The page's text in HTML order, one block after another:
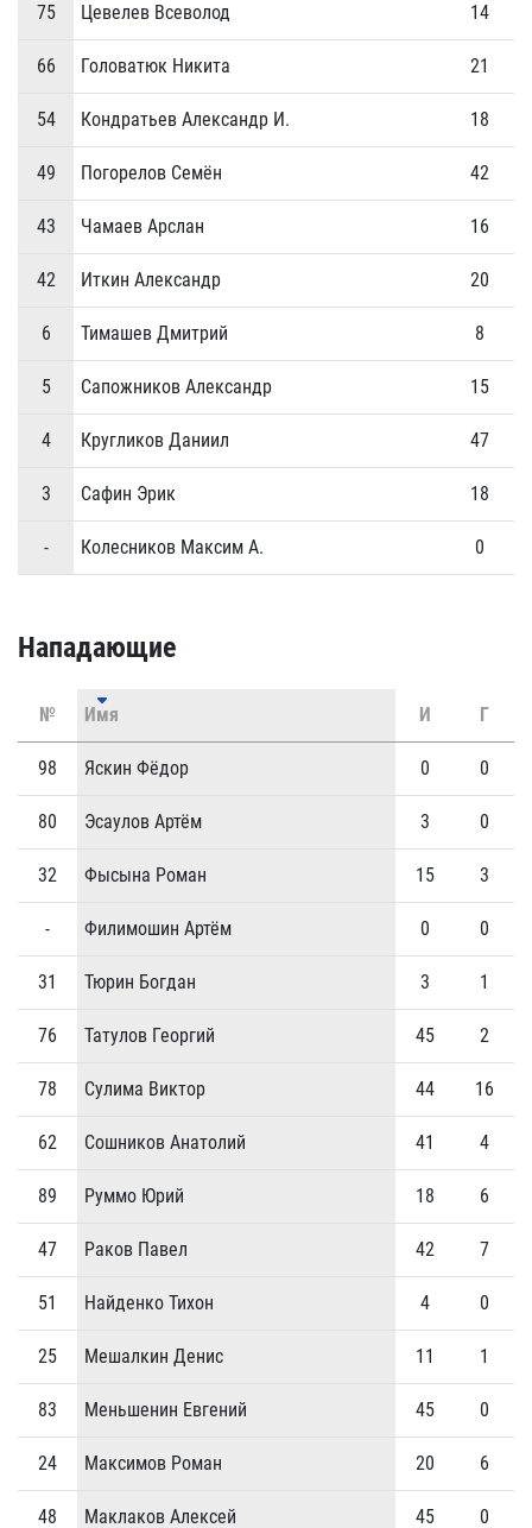
75 Цевелев Всеволод 14
66 Головатюк Никита 21
54 Кондратьев Александр И. 18
49 Погорелов Семён 42
43 Чамаев Арслан 16
42 Иткин Александр 20
6 Тимашев Дмитрий 8
5 Сапожников Александр 15
4 Кругликов Даниил 47
3 Сафин Эрик 18
- Колесников Максим А. 0
Нападающие
№ Имя И Г
98 Яскин Фёдор 0 0
80 Эсаулов Артём 3 0
32 Фысына Роман 15 3
- Филимошин Артём 0 0
31 Тюрин Богдан 3 1
76 Татулов Георгий 45 2
78 Сулима Виктор 44 16
62 Сошников Анатолий 41 4
89 Руммо Юрий 18 6
47 Раков Павел 42 7
51 Найденко Тихон 4 0
25 Мешалкин Денис 11 1
83 Меньшенин Евгений 45 0
24 Максимов Роман 20 6
48 Маклаков Алексей 45 0